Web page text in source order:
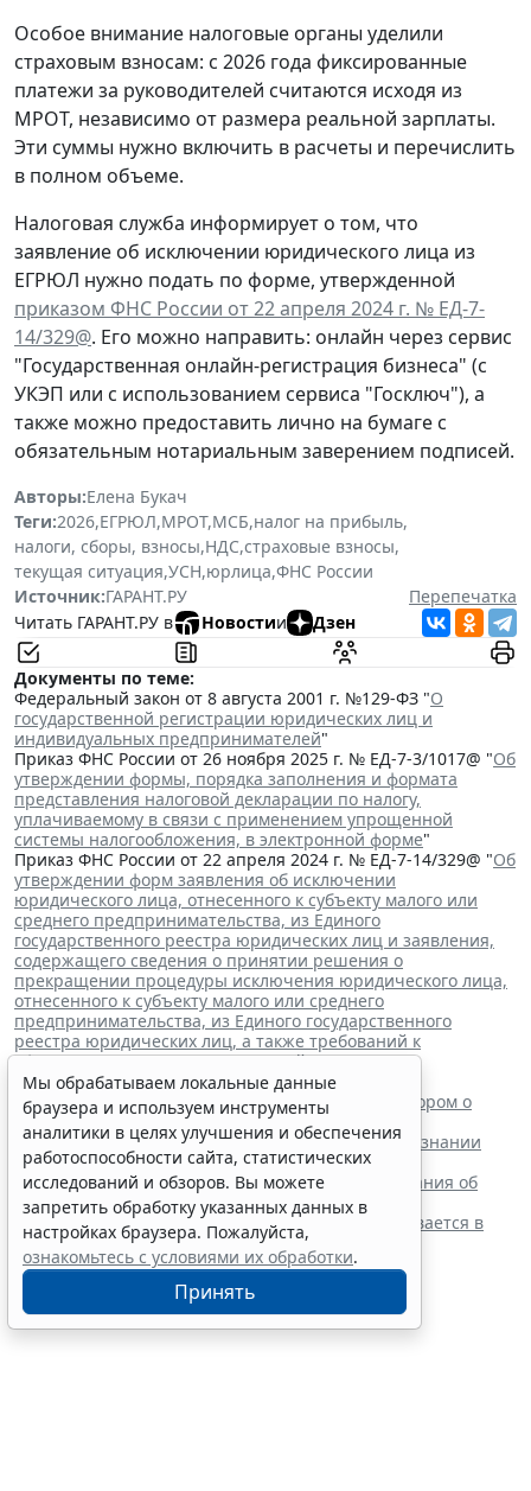
Особое внимание налоговые органы уделили
страховым взносам: с 2026 года фиксированные
платежи за руководителей считаются исходя из
МРОТ, независимо от размера реальной зарплаты.
Эти суммы нужно включить в расчеты и перечислить
в полном объеме.
Налоговая служба информирует о том, что
заявление об исключении юридического лица из
ЕГРЮЛ нужно подать по форме, утвержденной
приказом ФНС России от 22 апреля 2024 г. № ЕД-7-
14/329@. Его можно направить: онлайн через сервис
"Государственная онлайн-регистрация бизнеса" (с
УКЭП или с использованием сервиса "Госключ"), а
также можно предоставить лично на бумаге с
обязательным нотариальным заверением подписей.
Авторы:Елена Букач
Теги:2026,ЕГРЮЛ,МРОТ,МСБ,налог на прибыль,
налоги, сборы, взносы,НДС,страховые взносы,
текущая ситуация,УСН,юрлица,ФНС России
Источник:ГАРАНТ.РУ
Перепечатка
Читать ГАРАНТ.РУ в
Новостии Дзен
Документы по теме:
Федеральный закон от 8 августа 2001 г. №129-ФЗ "О
государственной регистрации юридических лиц и
индивидуальных предпринимателей"
Приказ ФНС России от 26 ноября 2025 г. № ЕД-7-3/1017@ "Об
утверждении формы, порядка заполнения и формата
представления налоговой декларации по налогу,
уплачиваемому в связи с применением упрощенной
системы налогообложения, в электронной форме"
Приказ ФНС России от 22 апреля 2024 г. № ЕД-7-14/329@ "Об
утверждении форм заявления об исключении
юридического лица, отнесенного к субъекту малого или
среднего предпринимательства, из Единого
государственного реестра юридических лиц и заявления,
содержащего сведения о принятии решения о
прекращении процедуры исключения юридического лица,
отнесенного к субъекту малого или среднего
предпринимательства, из Единого государственного
реестра юридических лиц, а также требований к
оформлению указанных заявлений"
Читайте также:
ВС РФ поддержал заявителя в споре с регистратором о
внесении записи в ЕГРЮЛ
Суд обязал заключить трудовой договор при признании
отказа в приеме незаконным
Резидентам РФ указали на нюансы информирования об
открытии счетов за границей
Обеспечительный платеж в рамках СПОТ учитывается в
расходах по УСН
Мы обрабатываем локальные данные
браузера и используем инструменты
аналитики в целях улучшения и обеспечения
работоспособности сайта, статистических
исследований и обзоров. Вы можете
запретить обработку указанных данных в
настройках браузера. Пожалуйста,
ознакомьтесь с условиями их обработки.
Принять